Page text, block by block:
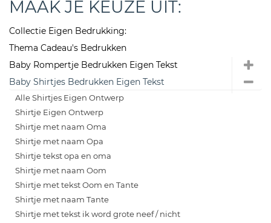
MAAK JE KEUZE UIT:
Collectie Eigen Bedrukking:
Thema Cadeau's Bedrukken
Baby Rompertje Bedrukken Eigen Tekst
Baby Shirtjes Bedrukken Eigen Tekst
Alle Shirtjes Eigen Ontwerp
Shirtje Eigen Ontwerp
Shirtje met naam Oma
Shirtje met naam Opa
Shirtje tekst opa en oma
Shirtje met naam Oom
Shirtje met tekst Oom en Tante
Shirtje met naam Tante
Shirtje met tekst ik word grote neef / nicht